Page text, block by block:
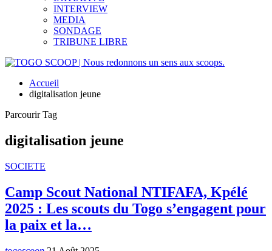
INTERVIEW
MEDIA
SONDAGE
TRIBUNE LIBRE
Accueil
digitalisation jeune
Parcourir Tag
digitalisation jeune
SOCIETE
Camp Scout National NTIFAFA, Kpélé
2025 : Les scouts du Togo s’engagent pour
la paix et la…